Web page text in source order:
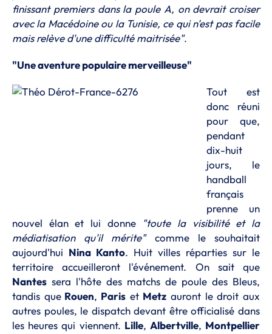
finissant premiers dans la poule A, on devrait croiser
avec la Macédoine ou la Tunisie, ce qui n'est pas facile
mais relève d'une difficulté maitrisée".
"Une aventure populaire merveilleuse"
Tout est
donc réuni
pour que,
pendant
dix-huit
jours, le
handball
français
prenne un
nouvel élan et lui donne
"toute la visibilité et la
médiatisation qu'il mérite"comme le souhaitait
aujourd'hui Nina Kanto. Huit villes réparties sur le
territoire accueilleront l'événement. On sait que
Nantes sera l'hôte des matchs de poule des Bleus,
tandis queRouen, Paris et Metz auront le droit aux
autres poules, le dispatch devant être officialisé dans
les heures qui viennent. Lille, Albertville, Montpellier